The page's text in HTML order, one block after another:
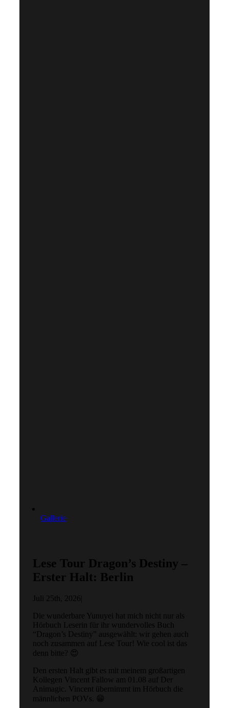
Gallerie
Lese Tour Dragon’s Destiny –
Erster Halt: Berlin
Juli 25th, 2026
Die wunderbare Yunuyei hat mich nicht nur als
Hörbuch Leserin für ihr wundervolles Buch
“Dragon’s Destiny” ausgewählt: wir gehen auch
noch zusammen auf Lese Tour! Wie cool ist das
denn bitte? 😍
Den ersten Halt gibt es mit meinem großartigen
Kollegen Vincent Fallow am 01.08 auf Der
Animagic. Vincent übernimmt im Hörbuch die
männlichen POVs. 😁